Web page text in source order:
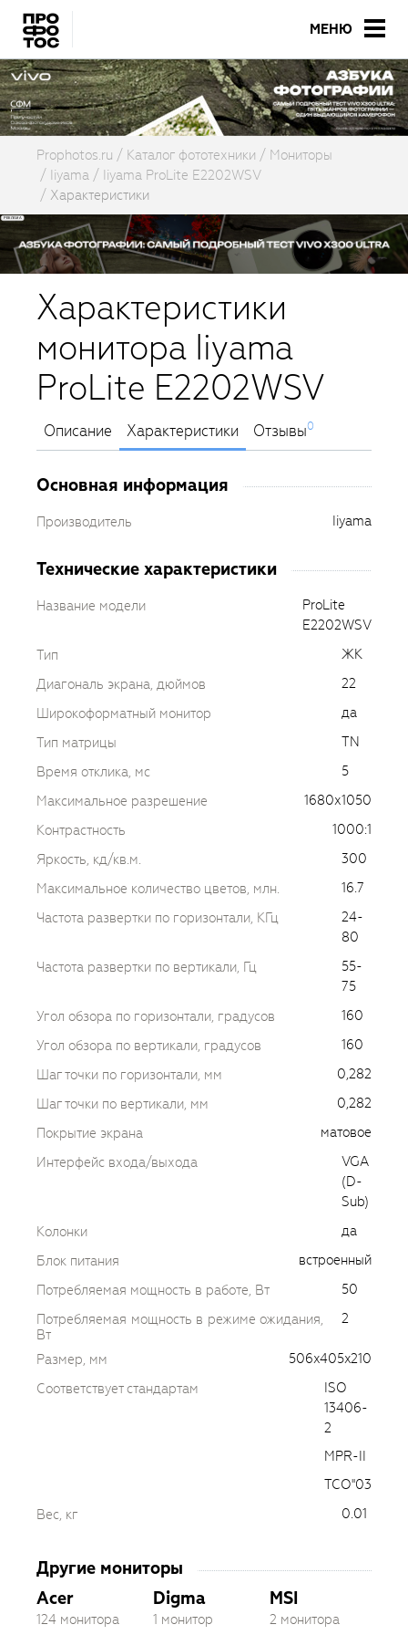
МЕНЮ
Prophotos.ru Каталог фототехники
Мониторы
Iiyama
Iiyama ProLite E2202WSV
Характеристики
Характеристики
монитора Iiyama
ProLite E2202WSV
Описание Характеристики Отзывы0
Основная информация
Производитель Iiyama
Технические характеристики
Название модели
ProLite
E2202WSV
Тип
ЖК
Диагональ экрана, дюймов
22
Широкоформатный монитор
да
Тип матрицы
TN
Время отклика, мс
5
Максимальное разрешение
1680х1050
Контрастность
1000:1
Яркость, кд/кв.м.
300
Максимальное количество цветов, млн.
16.7
Частота развертки по горизонтали, КГц
24-
80
Частота развертки по вертикали, Гц
55-
75
Угол обзора по горизонтали, градусов
160
Угол обзора по вертикали, градусов
160
Шаг точки по горизонтали, мм
0,282
Шаг точки по вертикали, мм
0,282
Покрытие экрана
матовое
Интерфейс входа/выхода
VGA
(D-
Sub)
Колонки
да
Блок питания
встроенный
Потребляемая мощность в работе, Вт
50
Потребляемая мощность в режиме ожидания,
Вт
2
Размер, мм
506x405x210
Соответствует стандартам
ISO
13406-
2
MPR-II
TCO''03
Вес, кг
0.01
Другие мониторы
Acer
124 монитора
Digma
1 монитор
MSI
2 монитора